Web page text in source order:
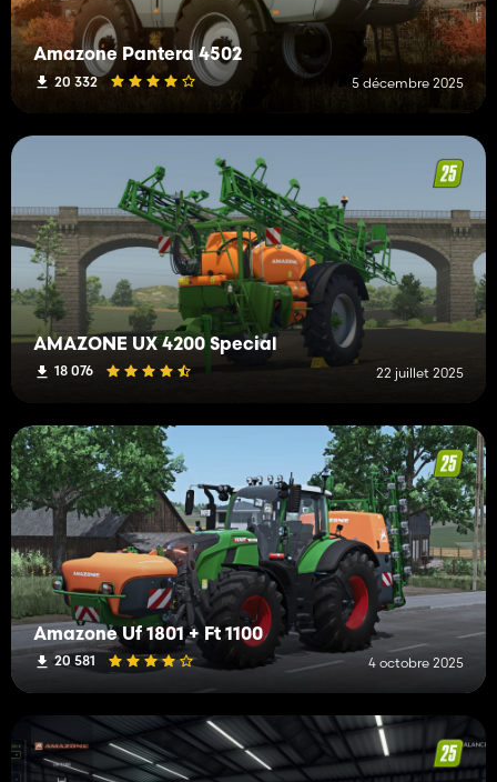
Amazone Pantera 4502
20 332 5 décembre 2025
AMAZONE UX 4200 Special
18 076 22 juillet 2025
Amazone Uf 1801 + Ft 1100
20 581 4 octobre 2025